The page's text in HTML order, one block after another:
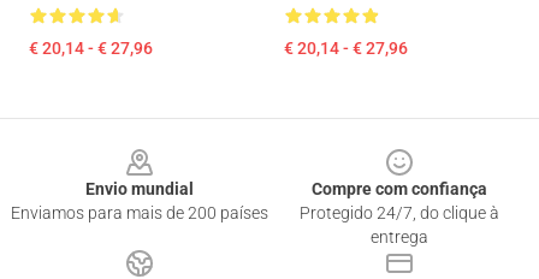
€ 20,14 - € 27,96 € 20,14 - € 27,96
Envio mundial
Enviamos para mais de 200 países
Compre com confiança
Protegido 24/7, do clique à
entrega